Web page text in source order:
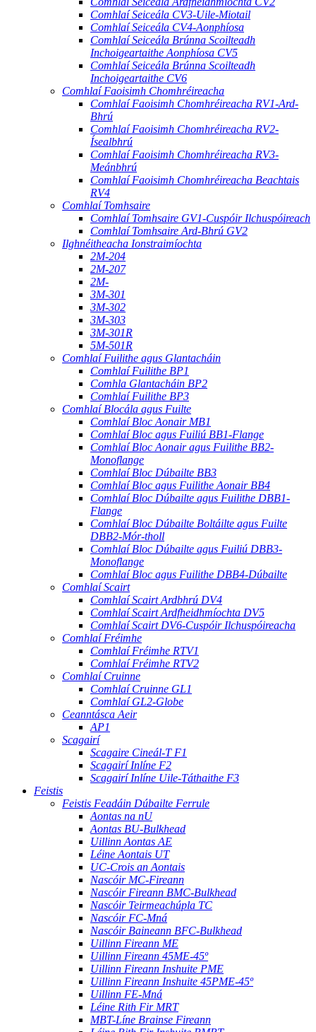
Comhlaí Seiceála CV3-Uile-Miotail
Comhlaí Seiceála CV4-Aonphíosa
Comhlaí Seiceála Brúnna Scoilteadh
Inchoigeartaithe Aonphíosa CV5
Comhlaí Seiceála Brúnna Scoilteadh
Inchoigeartaithe CV6
Comhlaí Faoisimh Chomhréireacha
Comhlaí Faoisimh Chomhréireacha RV1-Ard-
Bhrú
Comhlaí Faoisimh Chomhréireacha RV2-
Ísealbhrú
Comhlaí Faoisimh Chomhréireacha RV3-
Meánbhrú
Comhlaí Faoisimh Chomhréireacha Beachtais
RV4
Comhlaí Tomhsaire
Comhlaí Tomhsaire GV1-Cuspóir Ilchuspóireach
Comhlaí Tomhsaire Ard-Bhrú GV2
Ilghnéitheacha Ionstraimíochta
2M-204
2M-207
2M-
3M-301
3M-302
3M-303
3M-301R
5M-501R
Comhlaí Fuilithe agus Glantacháin
Comhlaí Fuilithe BP1
Comhla Glantacháin BP2
Comhlaí Fuilithe BP3
Comhlaí Blocála agus Fuilte
Comhlaí Bloc Aonair MB1
Comhlaí Bloc agus Fuiliú BB1-Flange
Comhlaí Bloc Aonair agus Fuilithe BB2-
Monoflange
Comhlaí Bloc Dúbailte BB3
Comhlaí Bloc agus Fuilithe Aonair BB4
Comhlaí Bloc Dúbailte agus Fuilithe DBB1-
Flange
Comhlaí Bloc Dúbailte Boltáilte agus Fuilte
DBB2-Mór-tholl
Comhlaí Bloc Dúbailte agus Fuiliú DBB3-
Monoflange
Comhlaí Bloc agus Fuilithe DBB4-Dúbailte
Comhlaí Scairt
Comhlaí Scairt Ardbhrú DV4
Comhlaí Scairt Ardfheidhmíochta DV5
Comhlaí Scairt DV6-Cuspóir Ilchuspóireacha
Comhlaí Fréimhe
Comhlaí Fréimhe RTV1
Comhlaí Fréimhe RTV2
Comhlaí Cruinne
Comhlaí Cruinne GL1
Comhlaí GL2-Globe
Ceanntásca Aeir
AP1
Scagairí
Scagaire Cineál-T F1
Scagairí Inlíne F2
Scagairí Inlíne Uile-Táthaithe F3
Feistis
Feistis Feadáin Dúbailte Ferrule
Aontas na nU
Aontas BU-Bulkhead
Uillinn Aontas AE
Léine Aontais UT
UC-Crois an Aontais
Nascóir MC-Fireann
Nascóir Fireann BMC-Bulkhead
Nascóir Teirmeachúpla TC
Nascóir FC-Mná
Nascóir Baineann BFC-Bulkhead
Uillinn Fireann ME
Uillinn Fireann 45ME-45º
Uillinn Fireann Inshuite PME
Uillinn Fireann Inshuite 45PME-45º
Uillinn FE-Mná
Léine Rith Fir MRT
MBT-Líne Brainse Fireann